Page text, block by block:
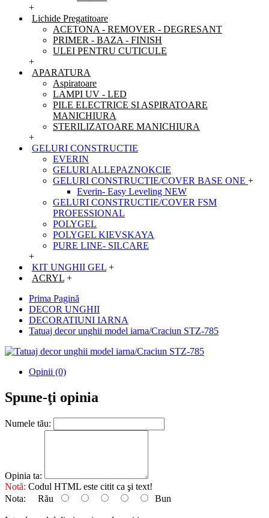
+
Lichide Pregatitoare
ACETONA - REMOVER - DEGRESANT
PRIMER - BAZA - FINISH
ULEI PENTRU CUTICULE
+
APARATURA
Aspiratoare
LAMPI UV - LED
PILE ELECTRICE SI ASPIRATOARE
MANICHIURA
STERILIZATOARE MANICHIURA
+
GELURI CONSTRUCTIE
EVERIN
GELURI ALLEPAZNOKCIE
GELURI CONSTRUCTIE/COVER BASE ONE +
Everin- Easy Leveling NEW
GELURI CONSTRUCTIE/COVER FSM
PROFESSIONAL
POLYGEL
POLYGEL KIEVSKAYA
PURE LINE- SILCARE
+
KIT UNGHII GEL +
ACRYL +
Prima Pagină
DECOR UNGHII
DECORATIUNI IARNA
Tatuaj decor unghii model iarna/Craciun STZ-785
Opinii (0)
Spune-ţi opinia
Numele tău:
Opinia ta:
Notă: Codul HTML este citit ca şi text!
Nota: Rău Bun